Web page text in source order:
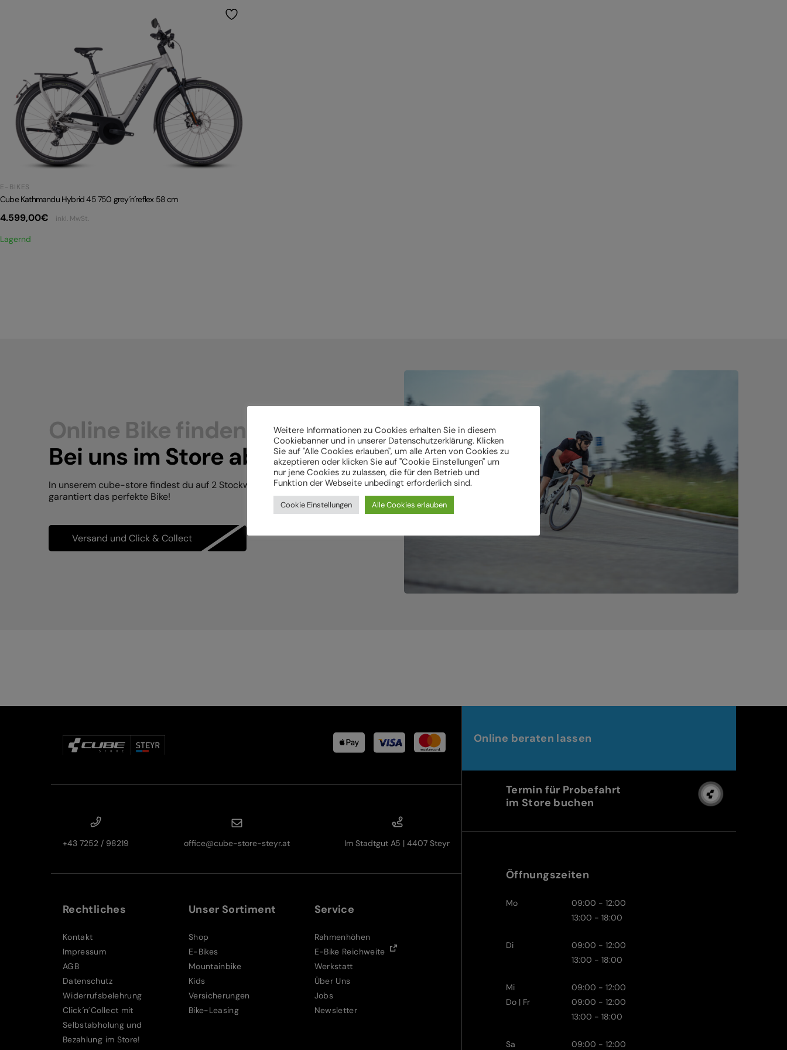
E-BIKES
Cube Kathmandu Hybrid 45 750 grey´n´reflex 58 cm
4.599,00€ inkl. MwSt.
Lagernd
Online Bike finden.
Bei uns im Store abholen.
In unserem cube-store findest du auf 2 Stockwerken
garantiert das perfekte Bike!
Versand und Click & Collect
+43 7252 / 98219 office@cube-store-steyr.at Im Stadtgut A5 | 4407 Steyr
Rechtliches
Kontakt
Impressum
AGB
Datenschutz
Widerrufsbelehrung
Click´n´Collect mit
Selbstabholung und
Bezahlung im Store!
Unser Sortiment
Shop
E-Bikes
Mountainbike
Kids
Versicherungen
Bike-Leasing
Service
Rahmenhöhen
E-Bike Reichweite
Werkstatt
Über Uns
Jobs
Newsletter
Online beraten lassen
Termin für Probefahrt
im Store buchen
Öffnungszeiten
Mo
09:00 - 12:00
13:00 - 18:00
Di
09:00 - 12:00
13:00 - 18:00
Mi
09:00 - 12:00
Do | Fr
09:00 - 12:00
13:00 - 18:00
Sa 09:00 - 12:00
Weitere Informationen zu Cookies erhalten Sie in diesem
Cookiebanner und in unserer Datenschutzerklärung. Klicken
Sie auf "Alle Cookies erlauben", um alle Arten von Cookies zu
akzeptieren oder klicken Sie auf "Cookie Einstellungen" um
nur jene Cookies zu zulassen, die für den Betrieb und
Funktion der Webseite unbedingt erforderlich sind.
Cookie Einstellungen Alle Cookies erlauben